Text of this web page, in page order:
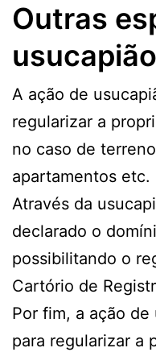
Outras
usucapião
A ação de
regularizar a
no caso de
apartamentos etc.
Através da
declarado o
possibilitando o
Cartório de
Por fim, a ação
para regularizar a